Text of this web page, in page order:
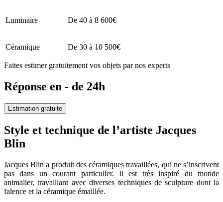
Luminaire De 40 à 8 600€
Céramique De 30 à 10 500€
Faites estimer gratuitement vos objets par nos experts
Réponse en - de 24h
Estimation gratuite
Style et technique de l’artiste Jacques
Blin
Jacques Blin a produit des céramiques travaillées, qui ne s’inscrivent
pas dans un courant particulier. Il est très inspiré du monde
animalier, travaillant avec diverses techniques de sculpture dont la
faïence et la céramique émaillée.